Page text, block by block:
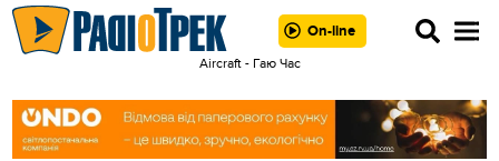
On-line
Aircraft - Гаю Час